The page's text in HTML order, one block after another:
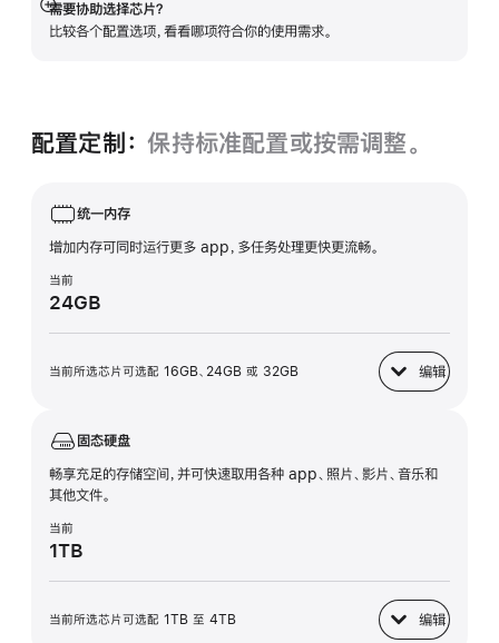
需要协助选择芯片？
比较各个配置选项，看看哪项符合你的使用需求。
展
开
配置定制：保持标准配置或按需调整。
统一内存
增加内存可同时运行更多 app，多任务处理更快更流畅。
当前
24GB
当前所选芯片可选配 16GB、24GB 或 32GB 编辑
统一内存
固态硬盘
畅享充足的存储空间，并可快速取用各种 app、照片、影片、音乐和
其他文件。
当前
1TB
当前所选芯片可选配 1TB 至 4TB 编辑
固态硬盘